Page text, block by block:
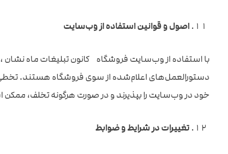
اصول و قوانین استفاده از وب‌سایت
با استفاده از وب‌سایت فروشگاه کانون تبلیغات ماه نشان ،
دستورالعمل‌های اعلام‌شده از سوی فروشگاه هستند. تخطی
خود در وب‌سایت را بپذیرند و در صورت هرگونه تخلف،
تغییرات در شرایط و ضوابط